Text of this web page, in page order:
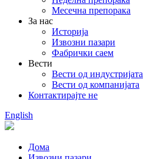
Месечна препорака
За нас
Историја
Извозни пазари
Фабрички саем
Вести
Вести од индустријата
Вести од компанијата
Контактирајте не
English
Дома